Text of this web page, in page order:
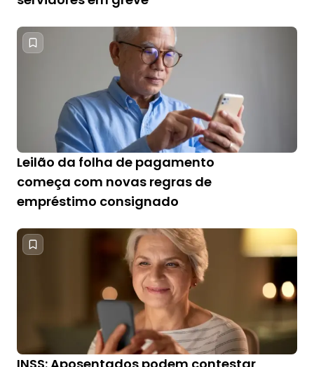
Leilão da folha de pagamento
começa com novas regras de
empréstimo consignado